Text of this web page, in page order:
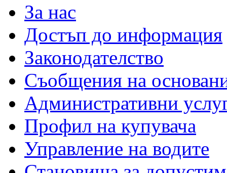
За нас
Достъп до информация
Законодателство
Съобщения на
Административни
Профил на купувача
Управление на водите